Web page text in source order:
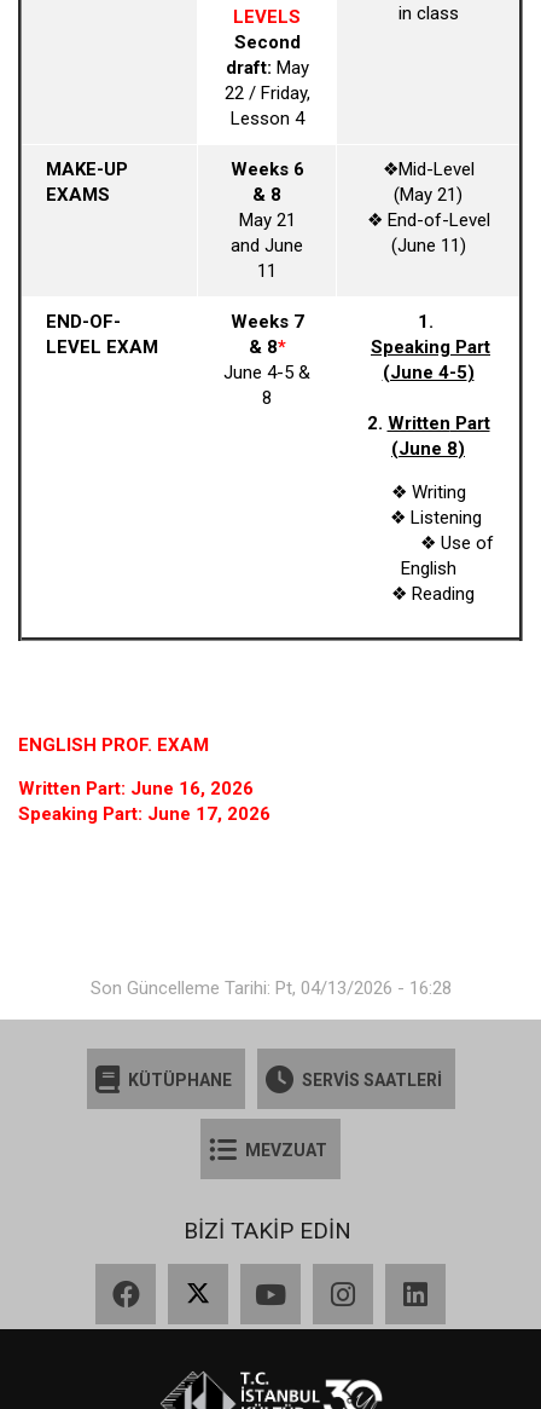
in class
LEVELS
Second
draft: May
22 / Friday,
Lesson 4
MAKE-UP
EXAMS
Weeks 6
& 8
May 21
and June
11
❖Mid-Level
(May 21)
❖ End-of-Level
(June 11)
END-OF-
LEVEL EXAM
Weeks 7
& 8*
June 4-5 &
8
1.
Speaking Part
(June 4-5)
2. Written Part
(June 8)
❖ Writing
❖ Listening
❖ Use of
English
❖ Reading
ENGLISH PROF. EXAM
Written Part: June 16, 2026
Speaking Part: June 17, 2026
Son Güncelleme Tarihi: Pt, 04/13/2026 - 16:28
KÜTÜPHANE SERVİS SAATLERİ
MEVZUAT
BİZİ TAKİP EDİN